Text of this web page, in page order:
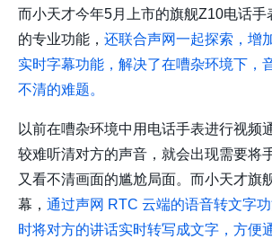
而小天才今年5月上市的旗舰Z10电话手
的专业功能， 还联合声网一起探索，增
实时字幕功能，解决了在嘈杂环境下，
不清的难题。
以前在嘈杂环境中用电话手表进行视频
较难听清对方的声音，就会出现需要将
又看不清画面的尴尬局面。而小天才旗
幕， 通过声网 RTC 云端的语音转文字
时将对方的讲话实时转写成文字，方便